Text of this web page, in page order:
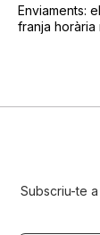
Enviaments:
franja
Subscriu-te